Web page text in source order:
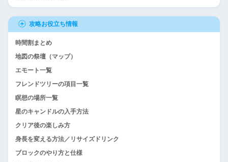
攻略お役立ち情報
時間割まとめ
地図の祭壇（マップ）
エモート一覧
フレンドツリーの項目一覧
瞑想の場所一覧
星のキャンドルの入手方法
クリア後の楽しみ方
身長を変える方法／リサイズドリンク
ブロックのやり方と仕様